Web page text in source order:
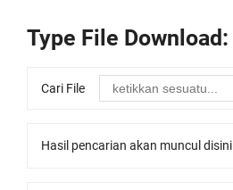
Type File Download:
Cari File
Hasil pencarian akan muncul disini